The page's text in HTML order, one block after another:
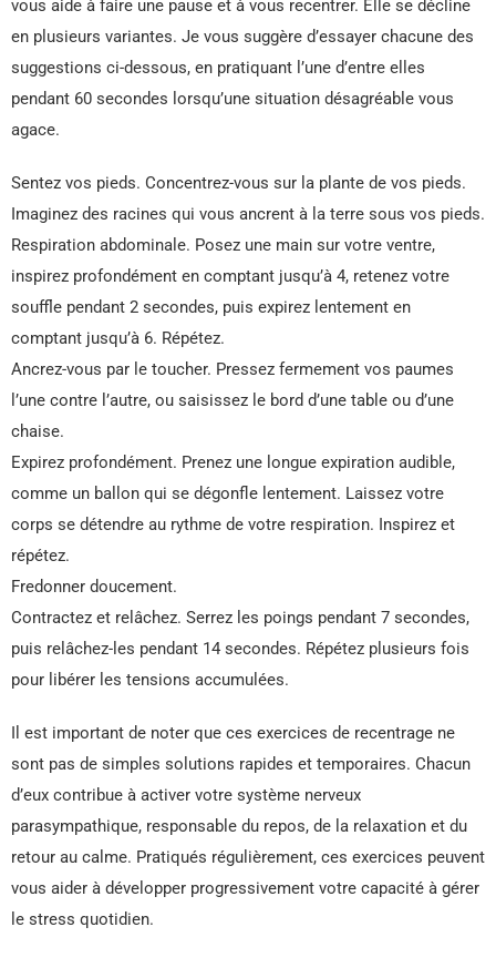
vous aide à faire une pause et à vous recentrer. Elle se décline
en plusieurs variantes. Je vous suggère d’essayer chacune des
suggestions ci-dessous, en pratiquant l’une d’entre elles
pendant 60 secondes lorsqu’une situation désagréable vous
agace.
Sentez vos pieds. Concentrez-vous sur la plante de vos pieds.
Imaginez des racines qui vous ancrent à la terre sous vos pieds.
Respiration abdominale. Posez une main sur votre ventre,
inspirez profondément en comptant jusqu’à 4, retenez votre
souffle pendant 2 secondes, puis expirez lentement en
comptant jusqu’à 6. Répétez.
Ancrez-vous par le toucher. Pressez fermement vos paumes
l’une contre l’autre, ou saisissez le bord d’une table ou d’une
chaise.
Expirez profondément. Prenez une longue expiration audible,
comme un ballon qui se dégonfle lentement. Laissez votre
corps se détendre au rythme de votre respiration. Inspirez et
répétez.
Fredonner doucement.
Contractez et relâchez. Serrez les poings pendant 7 secondes,
puis relâchez-les pendant 14 secondes. Répétez plusieurs fois
pour libérer les tensions accumulées.
Il est important de noter que ces exercices de recentrage ne
sont pas de simples solutions rapides et temporaires. Chacun
d’eux contribue à activer votre système nerveux
parasympathique, responsable du repos, de la relaxation et du
retour au calme. Pratiqués régulièrement, ces exercices peuvent
vous aider à développer progressivement votre capacité à gérer
le stress quotidien.